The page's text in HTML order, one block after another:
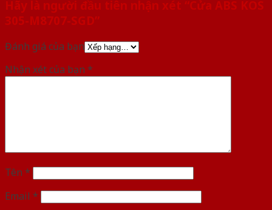
Hãy là người đầu tiên nhận xét “Cửa ABS KOS
305-M8707-SGD”
Đánh giá của bạn
Nhận xét của bạn *
Tên *
Email *